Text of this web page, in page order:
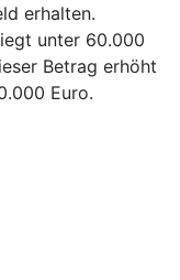
erhalten.
unter 60.000
Betrag erhöht
Euro.